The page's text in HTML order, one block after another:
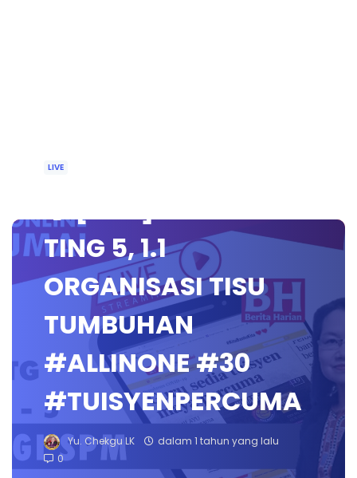
LIVE
TING 5, 1.1
ORGANISASI TISU
TUMBUHAN
#ALLINONE #30
#TUISYENPERCUMA
Yu. Chekgu LK
dalam 1 tahun yang lalu
0